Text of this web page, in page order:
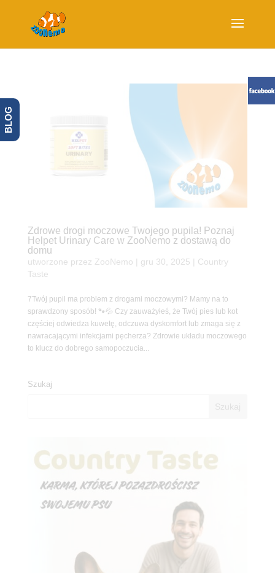
Zdrowe drogi moczowe Twojego pupila! Poznaj
Helpet Urinary Care w ZooNemo z dostawą do
domu
utworzone przez ZooNemo gru 30, 2025
Country
Taste
7Twój pupil ma problem z drogami moczowymi? Mamy na to
sprawdzony sposób! 🐾💦 Czy zauważyłeś, że Twój pies lub kot
częściej odwiedza kuwetę, odczuwa dyskomfort lub zmaga się z
nawracającymi infekcjami pęcherza? Zdrowie układu moczowego
to klucz do dobrego samopoczucia...
Szukaj
BLOG